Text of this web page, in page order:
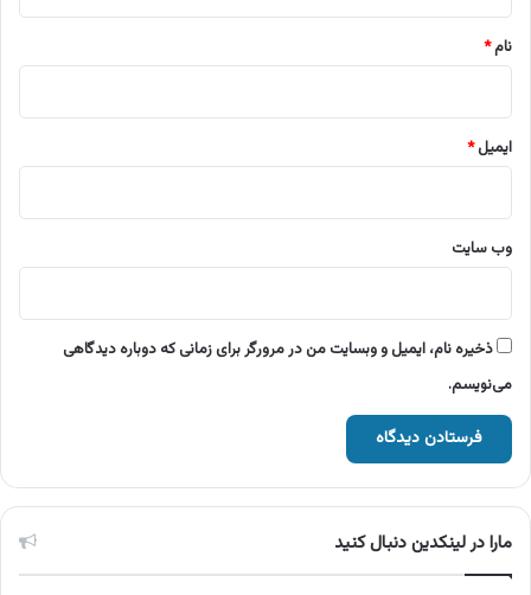
نام*
ایمیل*
وب‌ سایت
ذخیره نام، ایمیل و وبسایت من در مرورگر برای زمانی که دوباره دیدگاهی
می‌نویسم.
مارا در لینکدین دنبال کنید